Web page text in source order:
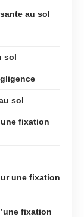
au sol
sol
sol
fixation
une fixation
fixation